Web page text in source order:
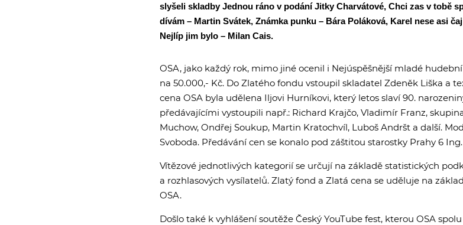
slyšeli skladby Jednou ráno v podání Jitky Charvátové, Chci zas v tobě
dívám – Martin Svátek, Známka punku – Bára Poláková, Karel nese asi
Nejlíp jim bylo – Milan Cais.
OSA, jako každý rok, mimo jiné ocenil i Nejúspěšnější mladé
na 50.000,- Kč. Do Zlatého fondu vstoupil skladatel Zdeněk Liška a
cena OSA byla udělena Iljovi Hurníkovi, který letos slaví 90.
předávajícími vystoupili např.: Richard Krajčo, Vladimír Franz,
Muchow, Ondřej Soukup, Martin Kratochvíl, Luboš Andršt a další.
Svoboda. Předávání cen se konalo pod záštitou starostky Prahy 6
Vítězové jednotlivých kategorií se určují na základě statistických
a rozhlasových vysílatelů. Zlatý fond a Zlatá cena se uděluje na
OSA.
Došlo také k vyhlášení soutěže Český YouTube fest, kterou OSA